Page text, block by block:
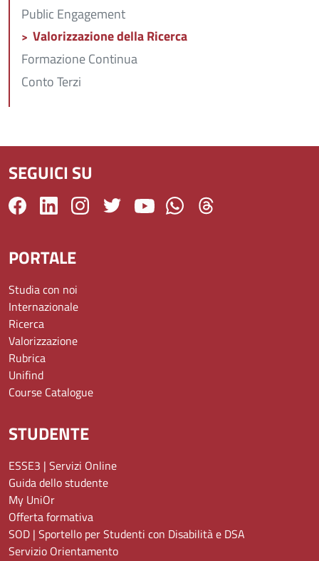
Public Engagement
Valorizzazione della Ricerca
Formazione Continua
Conto Terzi
SEGUICI SU
PORTALE
Studia con noi
Internazionale
Ricerca
Valorizzazione
Rubrica
Unifind
Course Catalogue
STUDENTE
ESSE3 | Servizi Online
Guida dello studente
My UniOr
Offerta formativa
SOD | Sportello per Studenti con Disabilità e DSA
Servizio Orientamento